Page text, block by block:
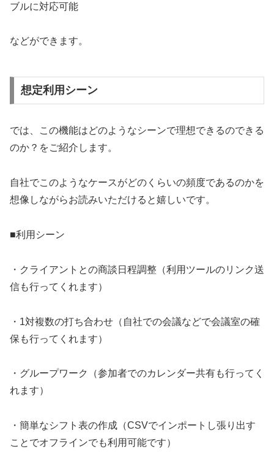
ブルに対応可能
などができます。
想定利用シーン
では、この機能はどのようなシーンで理想できるのできる
のか？をご紹介します。
自社でこのようなケースがどのくらいの頻度であるのかを
想像しながらお読みいただけると嬉しいです。
■利用シーン
・クライアントとの商談日程調整（利用ツールのリンク送
信も行ってくれます）
・1対複数の打ち合わせ（自社での会議などで会議室の確
保も行ってくれます）
・グループワーク（参加者でのカレンダー共有も行ってく
れます）
・簡単なシフト表の作成（CSVでインポートし張り出す
ことでオフラインでも利用可能です）